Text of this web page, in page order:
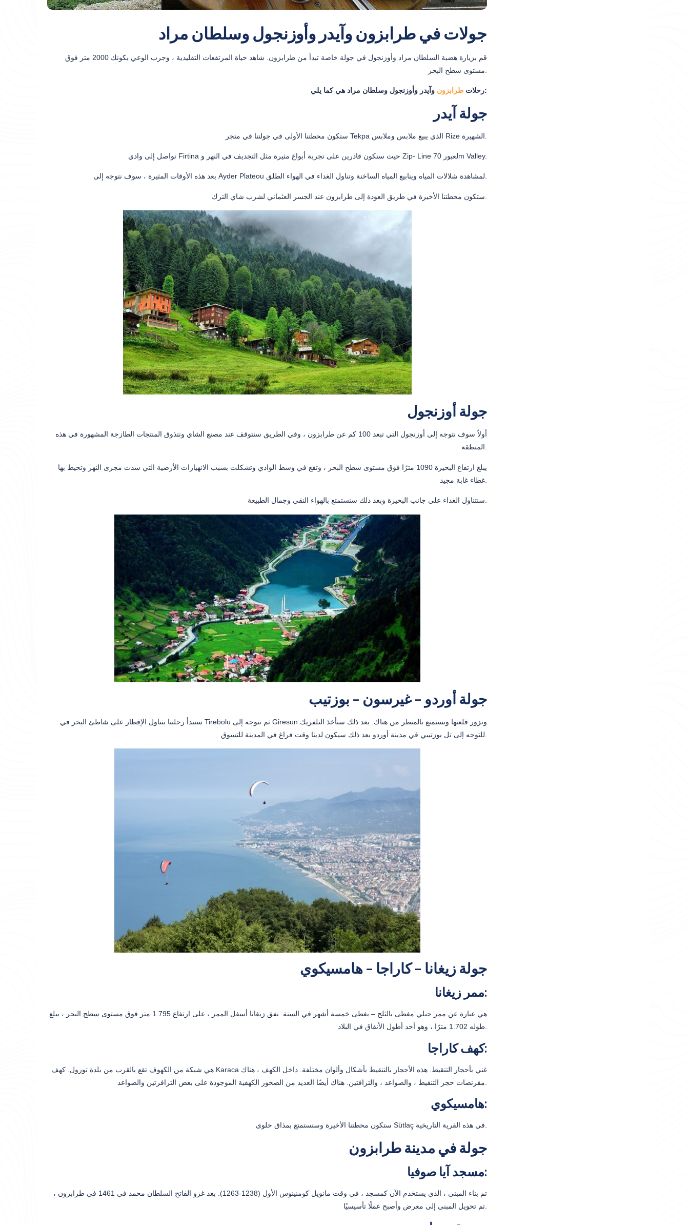
جولات في طرابزون وآيدر وأوزنجول وسلطان مراد
قم بزيارة هضبة السلطان مراد وأوزنجول في جولة خاصة تبدأ من طرابزون. شاهد حياة المرتفعات التقليدية ، وجرب الوعي بكونك 2000 متر فوق
رحلات طرابزون وآيدر وأوزنجول وسلطان مراد هي كما يلي:
جولة آيدر
نواصل إلى وادي Firtina حيث سنكون قادرين على تجربة أبواغ مثيرة مثل التجديف في النهر و Zip- Line لعبور 70m Valley.
بعد هذه الأوقات المثيرة ، سوف نتوجه إلى Ayder Plateou لمشاهدة شلالات المياه وينابيع المياه الساخنة وتناول الغداء في الهواء الطلق.
جولة أوزنجول
أولاً سوف نتوجه إلى أوزنجول التي تبعد 100 كم عن طرابزون ، وفي الطريق سنتوقف عند مصنع الشاي ونتذوق المنتجات الطازجة المشهورة في هذه
المنطقة.
يبلغ ارتفاع البحيرة 1090 مترًا فوق مستوى سطح البحر ، وتقع في وسط الوادي وتشكلت بسبب الانهيارات الأرضية التي سدت مجرى النهر وتحيط بها
جولة أوردو – غيرسون – بوزتيب
سنبدأ رحلتنا بتناول الإفطار على شاطئ البحر في Tirebolu ثم نتوجه إلى Giresun ونزور قلعتها ونستمتع بالمنظر من هناك. بعد ذلك سنأخذ التلفريك
جولة زيغانا – كاراجا – هامسيكوي
ممر زيغانا:
هي عبارة عن ممر جبلي مغطى بالثلج – يغطى خمسة أشهر في السنة. نفق زيغانا أسفل الممر ، على ارتفاع 1.795 متر فوق مستوى سطح البحر ، يبلغ
طوله 1.702 مترًا ، وهو أحد أطول الأنفاق في البلاد.
كهف كاراجا:
هي شبكة من الكهوف تقع بالقرب من بلدة تورول. كهف Karaca غني بأحجار التنقيط. هذه الأحجار بالتنقيط بأشكال وألوان مختلفة. داخل الكهف ، هناك
هامسيكوي:
جولة في مدينة طرابزون
مسجد آيا صوفيا: